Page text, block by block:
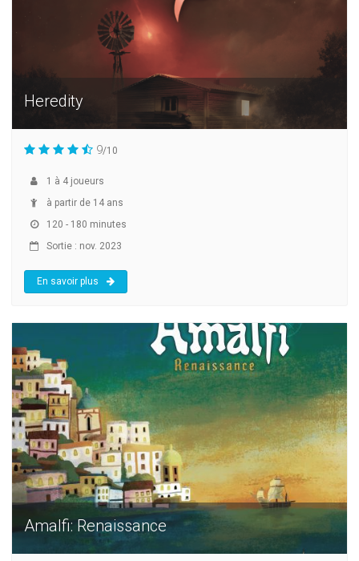
Heredity
9/10
1 à 4 joueurs
à partir de 14 ans
120 - 180 minutes
Sortie : nov. 2023
En savoir plus
Amalfi: Renaissance